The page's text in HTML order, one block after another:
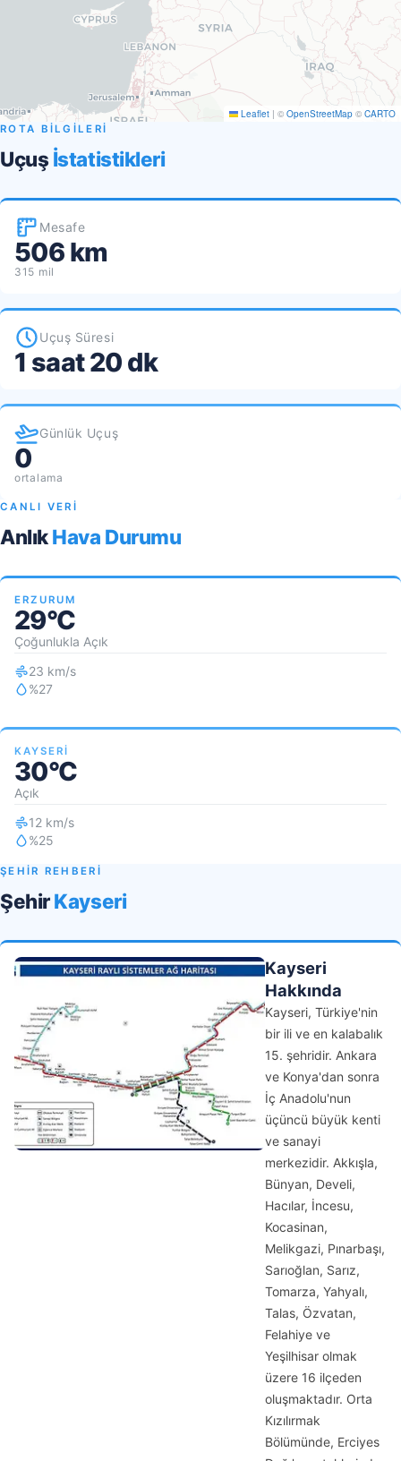
Leaflet | © OpenStreetMap © CARTO
ROTA BİLGİLERİ
Uçuş İstatistikleri
Mesafe
506 km
315 mil
Uçuş Süresi
1 saat 20 dk
Günlük Uçuş
0
ortalama
CANLI VERİ
AnlıkHava Durumu
ERZURUM
29°C
Çoğunlukla Açık
23 km/s
%27
KAYSERI
30°C
Açık
12 km/s
%25
ŞEHİR REHBERİ
ŞehirKayseri
Kayseri
Hakkında
Kayseri, Türkiye'nin
bir ili ve en kalabalık
15. şehridir. Ankara
ve Konya'dan sonra
İç Anadolu'nun
üçüncü büyük kenti
ve sanayi
merkezidir. Akkışla,
Bünyan, Develi,
Hacılar, İncesu,
Kocasinan,
Melikgazi, Pınarbaşı,
Sarıoğlan, Sarız,
Tomarza, Yahyalı,
Talas, Özvatan,
Felahiye ve
Yeşilhisar olmak
üzere 16 ilçeden
oluşmaktadır. Orta
Kızılırmak
Bölümünde, Erciyes